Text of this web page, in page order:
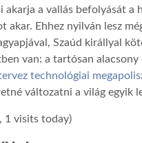
akarja a vallás befolyását
akar. Ehhez nyilván lesz
Szaúd királlyal
van: a tartósan
technológiai
változatni a világ egyik
1 visits today)